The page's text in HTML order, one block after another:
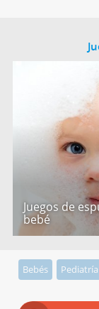
Juegos de
bebé
Bebés Pediatría